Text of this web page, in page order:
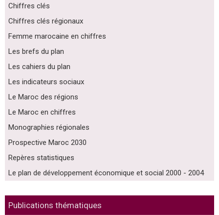
Chiffres clés
Chiffres clés régionaux
Femme marocaine en chiffres
Les brefs du plan
Les cahiers du plan
Les indicateurs sociaux
Le Maroc des régions
Le Maroc en chiffres
Monographies régionales
Prospective Maroc 2030
Repères statistiques
Le plan de développement économique et social 2000 - 2004
Publications thématiques